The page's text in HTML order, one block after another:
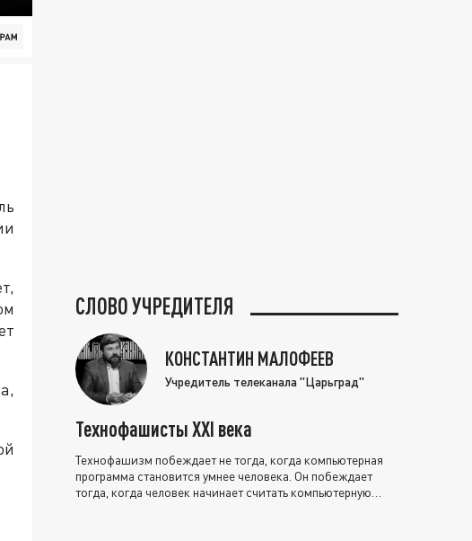
СЛОВО УЧРЕДИТЕЛЯ
КОНСТАНТИН МАЛОФЕЕВ
Учредитель телеканала "Царьград"
Технофашисты XXI века
Технофашизм побеждает не тогда, когда компьютерная
программа становится умнее человека. Он побеждает
тогда, когда человек начинает считать компьютерную